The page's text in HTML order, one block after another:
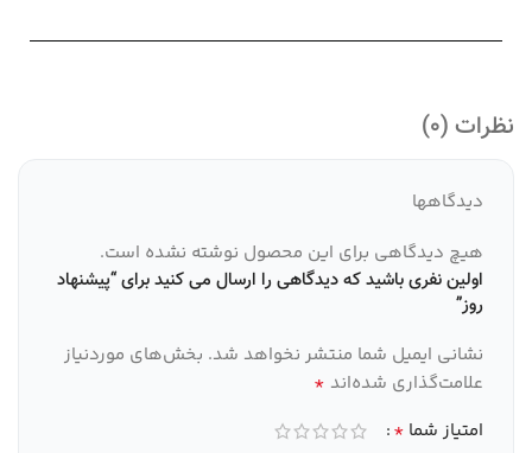
نظرات (0)
دیدگاهها
هیچ دیدگاهی برای این محصول نوشته نشده است.
اولین نفری باشید که دیدگاهی را ارسال می کنید برای “پیشنهاد
روز”
نشانی ایمیل شما منتشر نخواهد شد. بخش‌های موردنیاز
علامت‌گذاری شده‌اند *
امتیاز شما *